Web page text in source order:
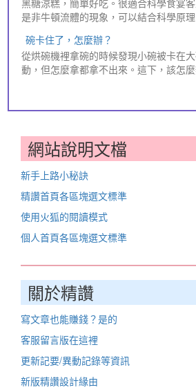
是非牛頓流體的現象，可以結合科學原理
碗卡住了，怎麼辦？
從烘碗機裡拿碗的時候發現小碗被卡在
動，但怎麼拿都拿不出來。這下，該怎
網站說明文檔
新手上路小秘訣
精讚首頁各區塊選文標準
使用火狐的閱讀模式
個人首頁各區塊選文標準
關於精讚
寫文章也能賺錢？是的
客服留言版在這裡
更新記要/異動記錄等資訊
新版精讚設計緣由